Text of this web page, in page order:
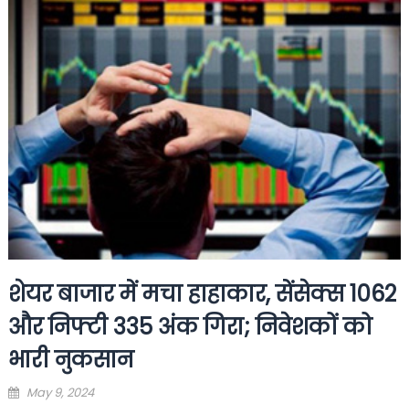
शेयर बाजार में मचा हाहाकार, सेंसेक्स 1062
और निफ्टी 335 अंक गिरा; निवेशकों को
भारी नुकसान
Posted
May 9, 2024